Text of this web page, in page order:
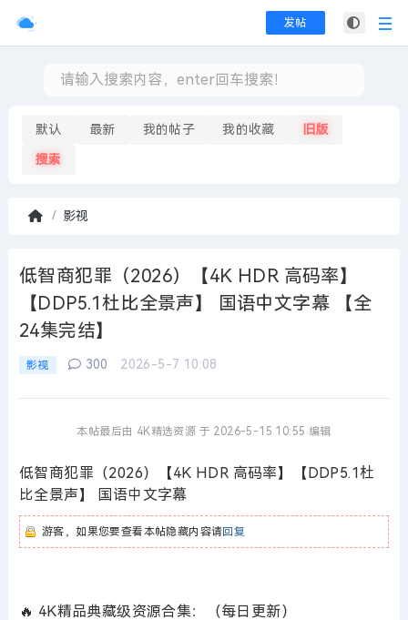
发帖
默认 最新 我的帖子 我的收藏 旧版
搜索
页
影视
低智商犯罪（2026）【4K HDR 高码率】
【DDP5.1杜比全景声】 国语中文字幕 【全
24集完结】
影视 300 2026-5-7 10:08
本帖最后由 4K精选资源 于 2026-5-15 10:55 编辑
低智商犯罪（2026）【4K HDR 高码率】【DDP5.1杜
比全景声】 国语中文字幕
游客，如果您要查看本帖隐藏内容请回复
🔥 4K精品典藏级资源合集：（每日更新）